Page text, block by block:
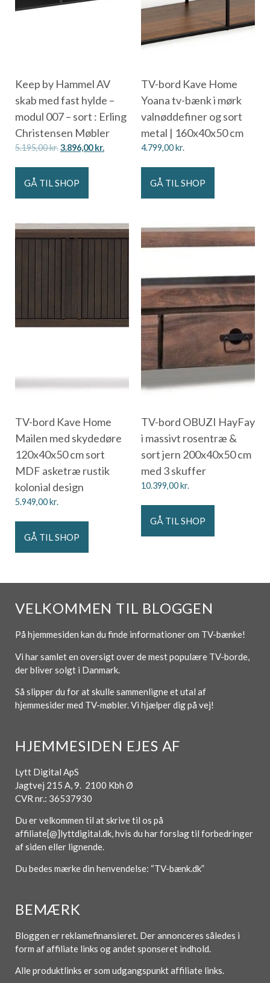
Keep by Hammel AV
skab med fast hylde –
modul 007 – sort : Erling
Christensen Møbler
5.195,00kr.3.896,00kr.
GÅ TIL SHOP
TV-bord Kave Home
Yoana tv-bænk i mørk
valnøddefiner og sort
metal | 160x40x50 cm
4.799,00kr.
GÅ TIL SHOP
TV-bord Kave Home
Mailen med skydedøre
120x40x50 cm sort
MDF asketræ rustik
kolonial design
5.949,00kr.
GÅ TIL SHOP
TV-bord OBUZI HayFay
i massivt rosentræ &
sort jern 200x40x50 cm
med 3 skuffer
10.399,00kr.
GÅ TIL SHOP
VELKOMMEN TIL BLOGGEN
På hjemmesiden kan du finde informationer om TV-bænke!
Vi har samlet en oversigt over de mest populære TV-borde,
der bliver solgt i Danmark.
Så slipper du for at skulle sammenligne et utal af
hjemmesider med TV-møbler. Vi hjælper dig på vej!
HJEMMESIDEN EJES AF
Lytt Digital ApS
Jagtvej 215 A, 9. 2100 Kbh Ø
CVR nr.: 36537930
Du er velkommen til at skrive til os på
affiliate[@]lyttdigital.dk, hvis du har forslag til forbedringer
af siden eller lignende.
Du bedes mærke din henvendelse: “TV-bænk.dk”
BEMÆRK
Bloggen er reklamefinansieret. Der annonceres således i
form af affiliate links og andet sponseret indhold.
Alle produktlinks er som udgangspunkt affiliate links.